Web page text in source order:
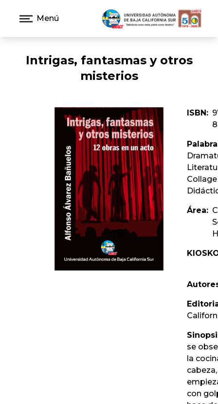
Menú
Intrigas, fantasmas y otros
misterios
ISBN:
Área:
se
la
con